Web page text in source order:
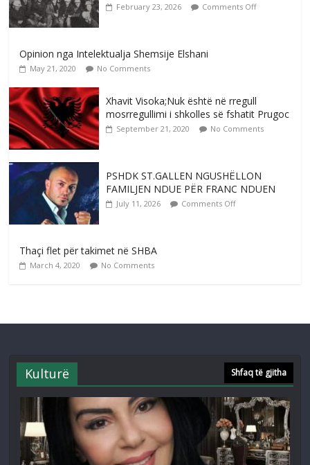
February 23, 2026 Comments Off
Opinion nga Intelektualja Shemsije Elshani
May 21, 2020 No Comments
Xhavit Visoka;Nuk është në rregull
mosrregullimi i shkolles së fshatit Prugoc
September 21, 2020 No Comments
PSHDK ST.GALLEN NGUSHËLLON
FAMILJEN NDUE PËR FRANC NDUEN
July 11, 2026 Comments Off
Thaçi flet për takimet në SHBA
March 4, 2020 No Comments
Kulturë Shfaq të gjitha